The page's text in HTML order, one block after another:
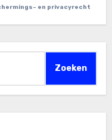
en privacyrecht